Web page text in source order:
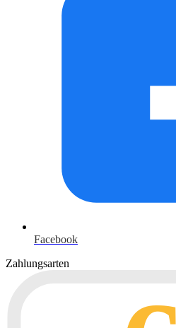
Facebook
Zahlungsarten